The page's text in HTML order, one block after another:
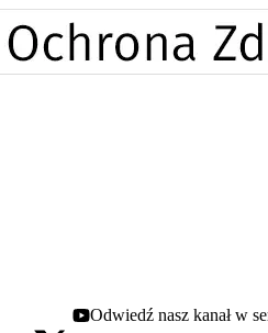
Youtube - otwiera się w nowej karcie
Odwiedź nasz kanał w